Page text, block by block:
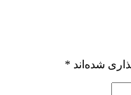
شده‌اند *